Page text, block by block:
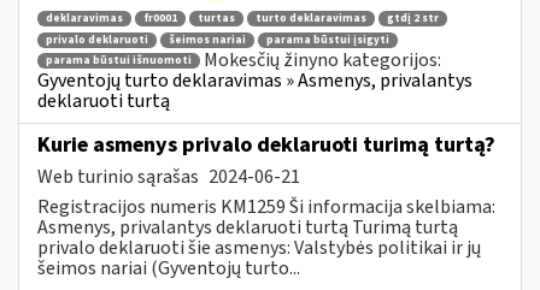
deklaravimas fr0001 turtas turto deklaravimas
gtdį 2 str
privalo deklaruoti
šeimos nariai
parama būstui įsigyti
parama būstui išnuomoti
Mokesčių žinyno kategorijos:
Gyventojų turto deklaravimas » Asmenys, privalantys
deklaruoti turtą
Kurie asmenys privalo deklaruoti turimą turtą?
Web turinio sąrašas 2024-06-21
Registracijos numeris KM1259 Ši informacija skelbiama:
Asmenys, privalantys deklaruoti turtą Turimą turtą
privalo deklaruoti šie asmenys: Valstybės politikai ir jų
šeimos nariai (Gyventojų turto...